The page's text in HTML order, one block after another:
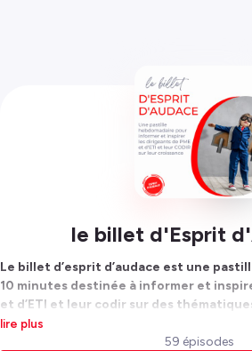
le billet d'Esprit
Le billet d’esprit d’audace est une
10 minutes destinée à informer et
et d’ETI et leur codir sur des
l’innovation, des tactiques d’exécution,
le digital, l’histoire de l’entrepreneuriat,
lire plus
59 épisodes